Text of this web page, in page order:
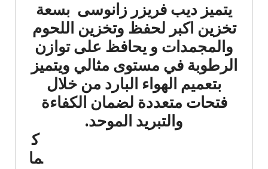
يتميز ديب فريزر زانوسى بسعة
تخزين اكبر لحفظ وتخزين اللحوم
والمجمدات و يحافظ على توازن
الرطوبة في مستوى مثالي ويتميز
بتعميم الهواء البارد من خلال
فتحات متعددة لضمان الكفاءة
والتبريد الموحد.
ك
ما